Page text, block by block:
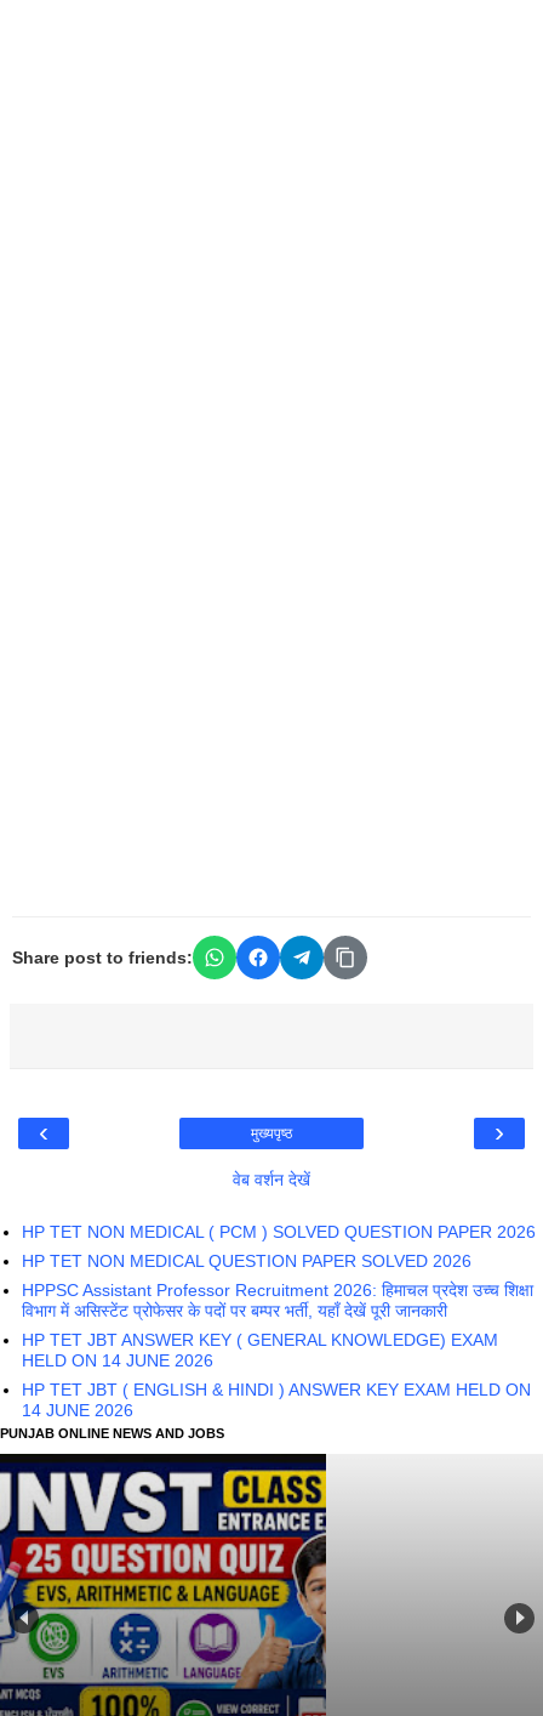
Share post to friends:
‹ ›
मुख्यपृष्ठ
वेब वर्शन देखें
HP TET NON MEDICAL ( PCM ) SOLVED QUESTION PAPER 2026
HP TET NON MEDICAL QUESTION PAPER SOLVED 2026
HPPSC Assistant Professor Recruitment 2026: हिमाचल प्रदेश उच्च शिक्षा
विभाग में असिस्टेंट प्रोफेसर के पदों पर बम्पर भर्ती, यहाँ देखें पूरी जानकारी
HP TET JBT ANSWER KEY ( GENERAL KNOWLEDGE) EXAM
HELD ON 14 JUNE 2026
HP TET JBT ( ENGLISH & HINDI ) ANSWER KEY EXAM HELD ON
14 JUNE 2026
PUNJAB ONLINE NEWS AND JOBS